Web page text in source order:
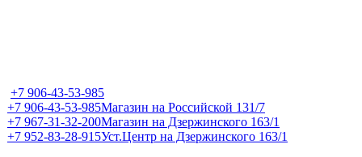
+7 906-43-53-985
+7 906-43-53-985Магазин на Российской 131/7
+7 967-31-32-200Магазин на Дзержинского 163/1
+7 952-83-28-915Уст.Центр на Дзержинского 163/1